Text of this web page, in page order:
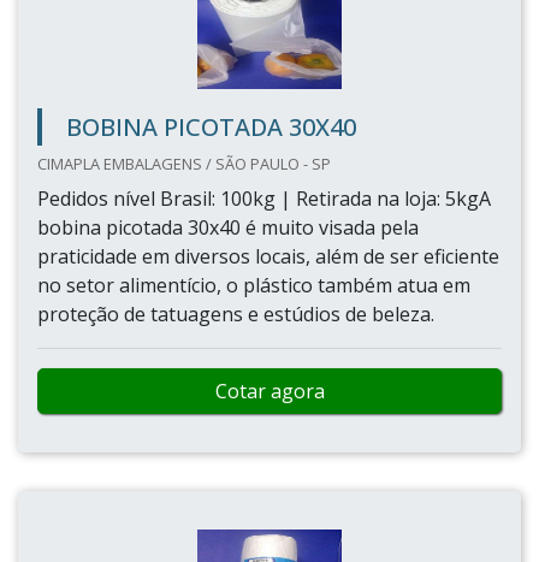
BOBINA PICOTADA 30X40
CIMAPLA EMBALAGENS / SÃO PAULO - SP
Pedidos nível Brasil: 100kg | Retirada na loja: 5kgA
bobina picotada 30x40 é muito visada pela
praticidade em diversos locais, além de ser eficiente
no setor alimentício, o plástico também atua em
proteção de tatuagens e estúdios de beleza.
Cotar agora